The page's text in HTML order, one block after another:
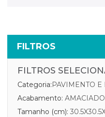
FILTROS
FILTROS
Categoria:PAVIMENTO E
Acabamento: AMACIADO
Tamanho (cm):